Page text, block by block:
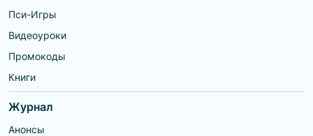
Пси-Игры
Видеоуроки
Промокоды
Книги
Журнал
Анонсы